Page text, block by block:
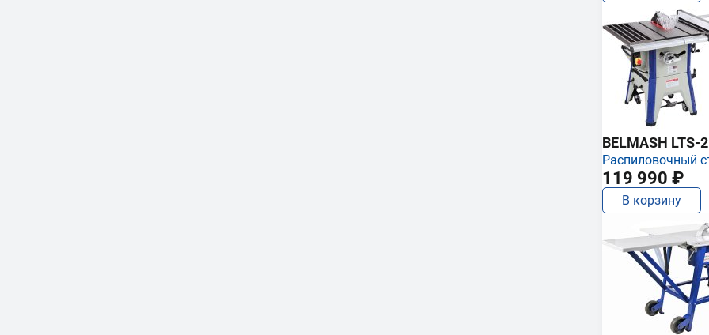
BELMASH LTS-
Распиловочный
119 990 ₽
В корзину